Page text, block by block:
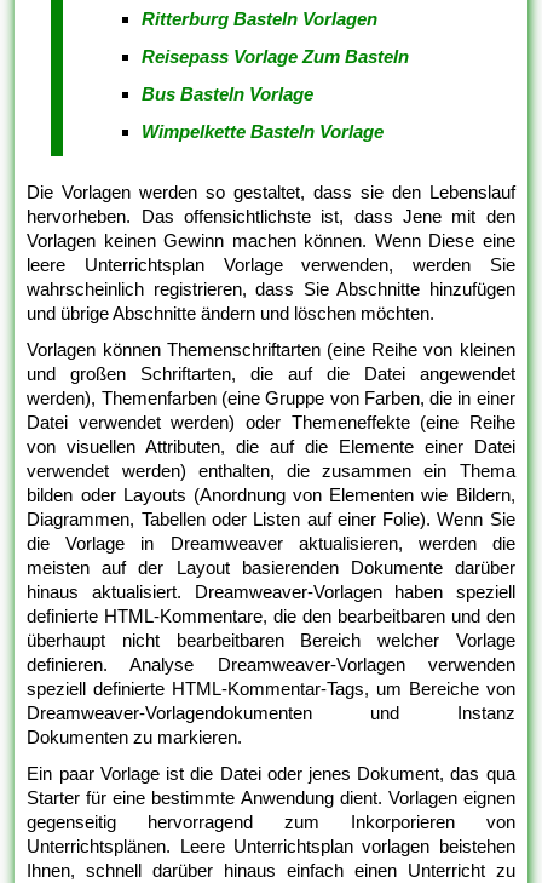
Ritterburg Basteln Vorlagen
Reisepass Vorlage Zum Basteln
Bus Basteln Vorlage
Wimpelkette Basteln Vorlage
Die Vorlagen werden so gestaltet, dass sie den Lebenslauf
hervorheben. Das offensichtlichste ist, dass Jene mit den
Vorlagen keinen Gewinn machen können. Wenn Diese eine
leere Unterrichtsplan Vorlage verwenden, werden Sie
wahrscheinlich registrieren, dass Sie Abschnitte hinzufügen
und übrige Abschnitte ändern und löschen möchten.
Vorlagen können Themenschriftarten (eine Reihe von kleinen
und großen Schriftarten, die auf die Datei angewendet
werden), Themenfarben (eine Gruppe von Farben, die in einer
Datei verwendet werden) oder Themeneffekte (eine Reihe
von visuellen Attributen, die auf die Elemente einer Datei
verwendet werden) enthalten, die zusammen ein Thema
bilden oder Layouts (Anordnung von Elementen wie Bildern,
Diagrammen, Tabellen oder Listen auf einer Folie). Wenn Sie
die Vorlage in Dreamweaver aktualisieren, werden die
meisten auf der Layout basierenden Dokumente darüber
hinaus aktualisiert. Dreamweaver-Vorlagen haben speziell
definierte HTML-Kommentare, die den bearbeitbaren und den
überhaupt nicht bearbeitbaren Bereich welcher Vorlage
definieren. Analyse Dreamweaver-Vorlagen verwenden
speziell definierte HTML-Kommentar-Tags, um Bereiche von
Dreamweaver-Vorlagendokumenten und Instanz
Dokumenten zu markieren.
Ein paar Vorlage ist die Datei oder jenes Dokument, das qua
Starter für eine bestimmte Anwendung dient. Vorlagen eignen
gegenseitig hervorragend zum Inkorporieren von
Unterrichtsplänen. Leere Unterrichtsplan vorlagen beistehen
Ihnen, schnell darüber hinaus einfach einen Unterricht zu